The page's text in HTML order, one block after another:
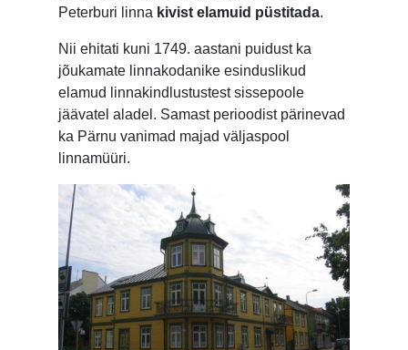
Peterburi linna kivist elamuid püstitada.
Nii ehitati kuni 1749. aastani puidust ka
jõukamate linnakodanike esinduslikud
elamud linnakindlustustest sissepoole
jäävatel aladel. Samast perioodist pärinevad
ka Pärnu vanimad majad väljaspool
linnamüüri.